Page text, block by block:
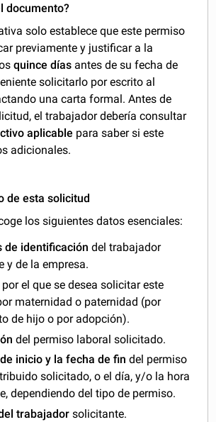
documento?
solo establece que este permiso
previamente y justificar a la
quince días antes de su fecha de
solicitarlo por escrito al
una carta formal. Antes de
el trabajador debería consultar
aplicable para saber si este
adicionales.
de esta solicitud
los siguientes datos esenciales:
de identificación del trabajador
y de la empresa.
por el que se desea solicitar este
maternidad o paternidad (por
de hijo o por adopción).
del permiso laboral solicitado.
inicio y la fecha de fin del permiso
solicitado, o el día, y/o la hora
dependiendo del tipo de permiso.
trabajador solicitante.